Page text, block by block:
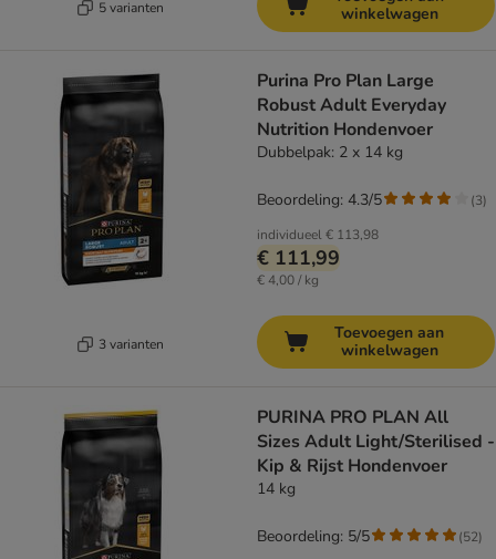
5 varianten
winkelwagen
3 varianten
Purina Pro Plan Large
Robust Adult Everyday
Nutrition Hondenvoer
Dubbelpak: 2 x 14 kg
individueel€ 113,98
€ 111,99
€ 4,00 / kg
Beoordeling: 4.3/5 (3)
Toevoegen aan
winkelwagen
PURINA PRO PLAN All
Sizes Adult Light/Sterilised -
Kip & Rijst Hondenvoer
14 kg
Beoordeling: 5/5 (52)